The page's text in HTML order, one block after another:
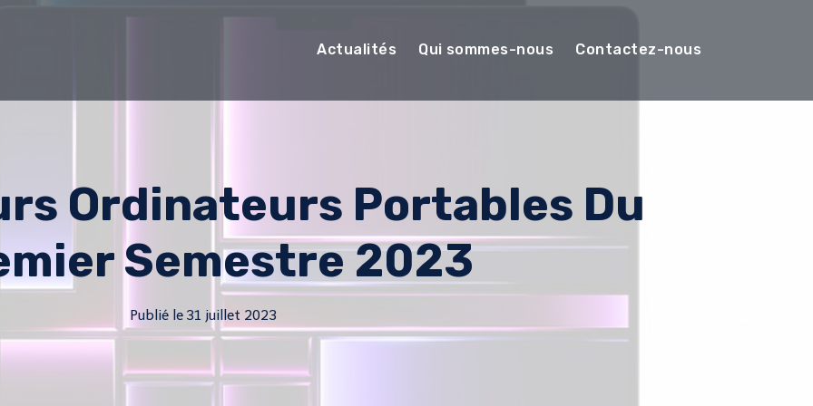
Actualités Qui sommes-nous Contactez-nous
Ordinateurs Portables Du
Semestre 2023
Publié le 31 juillet 2023